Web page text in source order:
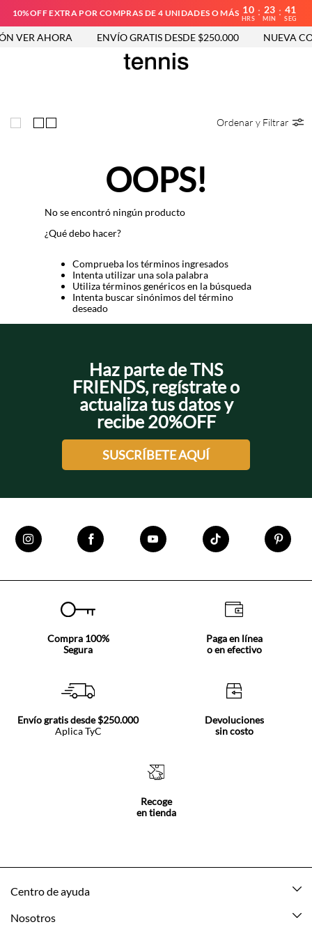
10%OFF EXTRA POR COMPRAS DE 4 UNIDADES O MÁS 10
HRS
: 23
MIN
: 41
SEG
VER AHORA ENVÍO GRATIS DESDE $250.000 NUEVA
Ordenar y Filtrar
OOPS!
No se encontró ningún producto
¿Qué debo hacer?
Comprueba los términos ingresados
Intenta utilizar una sola palabra
Utiliza términos genéricos en la búsqueda
Intenta buscar sinónimos del término
deseado
Haz parte de TNS
FRIENDS, regístrate o
actualiza tus datos y
recibe 20%OFF
SUSCRÍBETE AQUÍ
Compra 100%
Segura
Paga en línea
o en efectivo
Envío gratis desde $250.000
Aplica TyC
Devoluciones
sin costo
Recoge
en tienda
Centro de ayuda
Mis pedidos
Nosotros